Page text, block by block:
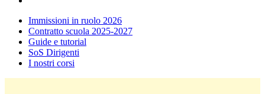
Immissioni in ruolo 2026
Contratto scuola 2025-2027
Guide e tutorial
SoS Dirigenti
I nostri corsi